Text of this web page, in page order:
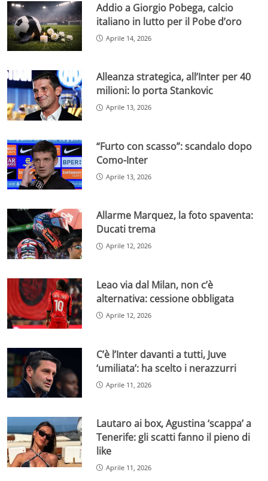
Addio a Giorgio Pobega, calcio
italiano in lutto per il Pobe d’oro
Aprile 14, 2026
Alleanza strategica, all’Inter per 40
milioni: lo porta Stankovic
Aprile 13, 2026
“Furto con scasso”: scandalo dopo
Como-Inter
Aprile 13, 2026
Allarme Marquez, la foto spaventa:
Ducati trema
Aprile 12, 2026
Leao via dal Milan, non c’è
alternativa: cessione obbligata
Aprile 12, 2026
C’è l’Inter davanti a tutti, Juve
‘umiliata’: ha scelto i nerazzurri
Aprile 11, 2026
Lautaro ai box, Agustina ‘scappa’ a
Tenerife: gli scatti fanno il pieno di
like
Aprile 11, 2026